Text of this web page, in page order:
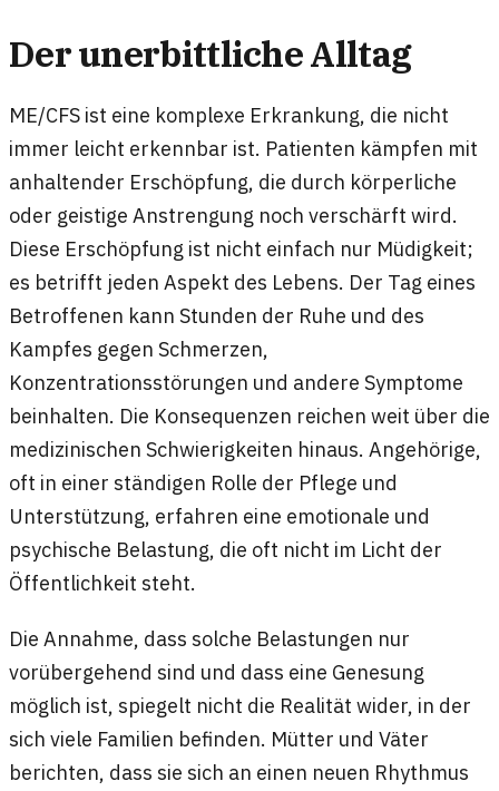
Der unerbittliche Alltag
ME/CFS ist eine komplexe Erkrankung, die nicht
immer leicht erkennbar ist. Patienten kämpfen mit
anhaltender Erschöpfung, die durch körperliche
oder geistige Anstrengung noch verschärft wird.
Diese Erschöpfung ist nicht einfach nur Müdigkeit;
es betrifft jeden Aspekt des Lebens. Der Tag eines
Betroffenen kann Stunden der Ruhe und des
Kampfes gegen Schmerzen,
Konzentrationsstörungen und andere Symptome
beinhalten. Die Konsequenzen reichen weit über die
medizinischen Schwierigkeiten hinaus. Angehörige,
oft in einer ständigen Rolle der Pflege und
Unterstützung, erfahren eine emotionale und
psychische Belastung, die oft nicht im Licht der
Öffentlichkeit steht.
Die Annahme, dass solche Belastungen nur
vorübergehend sind und dass eine Genesung
möglich ist, spiegelt nicht die Realität wider, in der
sich viele Familien befinden. Mütter und Väter
berichten, dass sie sich an einen neuen Rhythmus